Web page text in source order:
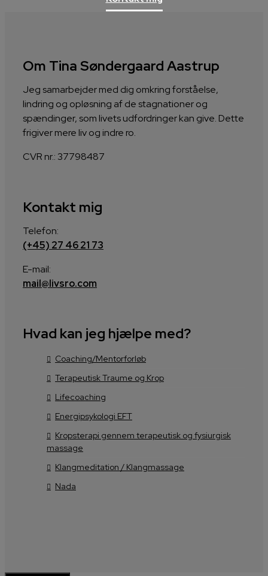
Om Tina Søndergaard Aastrup
Jeg samarbejder med dig omkring forståelse,
lindring og opløsning af de stagnationer og
spændinger, som livets udfordringer kan give. Dette
frigiver mere liv og indre ro.
CVR nr.: 37798487
Kontakt mig
Telefon:
(+45) 27 46 21 73
E-mail:
mail@livsro.com
Hvad kan jeg hjælpe med?
Coaching/Mentorforløb
Terapeutisk Traume og Krop
Lifecoaching
Energipsykologi EFT
Kropsterapi gennem terapeutisk og fysiurgisk
massage
Klangmeditation / Klangmassage
Nada